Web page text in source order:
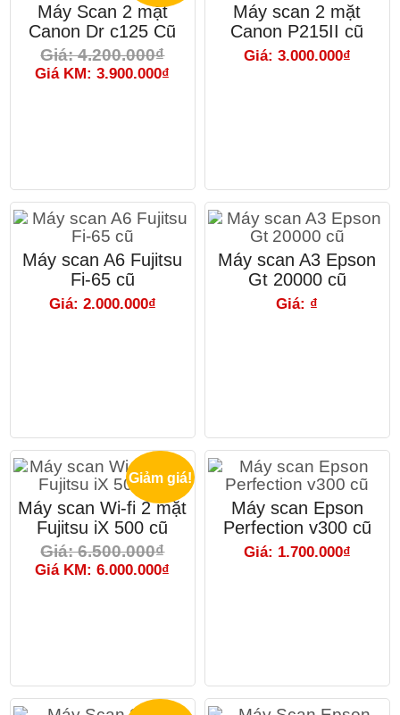
Máy Scan 2 mặt
Canon Dr c125 Cũ
Giá: 4.200.000₫
Giá KM: 3.900.000₫
Máy scan 2 mặt
Canon P215II cũ
Giá: 3.000.000₫
Máy scan A6 Fujitsu
Fi-65 cũ
Giá: 2.000.000₫
Máy scan A3 Epson
Gt 20000 cũ
Giá: ₫
Giảm giá!
Máy scan Wi-fi 2 mặt
Fujitsu iX 500 cũ
Giá: 6.500.000₫
Giá KM: 6.000.000₫
Máy scan Epson
Perfection v300 cũ
Giá: 1.700.000₫